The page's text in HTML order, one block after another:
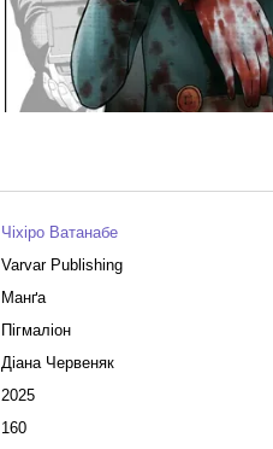
Чіхіро Ватанабе
Varvar Publishing
Манґа
Пігмаліон
Діана Червеняк
2025
160